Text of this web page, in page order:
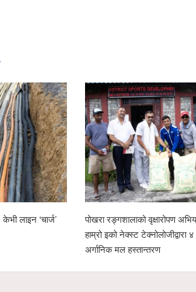
‘चार्ज’
पोखरा रङ्गशालाको वृक्षारोपण
हाम्रो इको नेक्स्ट टेक्नोलोजीद्वारा ४
अर्गानिक मल हस्तान्तरण